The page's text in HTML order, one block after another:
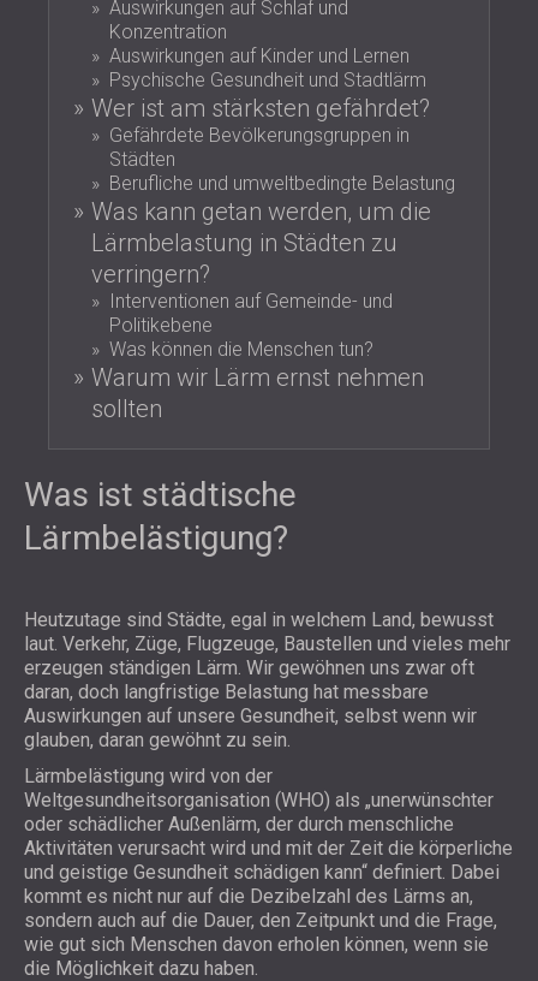
HALLEN
SCHALLDÄMMUNG UND
AKUSTIKLÖSUNGEN FÜR
EINZELHANDELSFLÄCHEN
SCHALLSCHUTZ UND AKUSTIK FÜR
BILDUNGSEINRICHTUNGEN
SCHALLSCHUTZ UND AKUSTIK FÜR
GESUNDHEITSEINRICHTUNGE
SCHALLSCHUTZ UND
AKUSTIKLÖSUNGEN FÜR DEN
AUDIOLOGIEBEREICH
SCHALLDÄMMUNG UND
AKUSTIKLÖSUNGEN FÜR
RECHENZENTREN
FINLAND (FI)
РОССИЯ (RU)
USA (US)
SOUTH AFRICA (ZA)
Auswirkungen auf Schlaf und
Konzentration
Auswirkungen auf Kinder und Lernen
Psychische Gesundheit und Stadtlärm
Wer ist am stärksten gefährdet?
Gefährdete Bevölkerungsgruppen in
Städten
Berufliche und umweltbedingte Belastung
Was kann getan werden, um die
Lärmbelastung in Städten zu
verringern?
Interventionen auf Gemeinde- und
Politikebene
Was können die Menschen tun?
Warum wir Lärm ernst nehmen
sollten
Was ist städtische
Lärmbelästigung?
Heutzutage sind Städte, egal in welchem Land, bewusst
laut. Verkehr, Züge, Flugzeuge, Baustellen und vieles mehr
erzeugen ständigen Lärm. Wir gewöhnen uns zwar oft
daran, doch langfristige Belastung hat messbare
Auswirkungen auf unsere Gesundheit, selbst wenn wir
glauben, daran gewöhnt zu sein.
Lärmbelästigung wird von der
Weltgesundheitsorganisation (WHO) als „unerwünschter
oder schädlicher Außenlärm, der durch menschliche
Aktivitäten verursacht wird und mit der Zeit die körperliche
und geistige Gesundheit schädigen kann“ definiert. Dabei
kommt es nicht nur auf die Dezibelzahl des Lärms an,
sondern auch auf die Dauer, den Zeitpunkt und die Frage,
wie gut sich Menschen davon erholen können, wenn sie
die Möglichkeit dazu haben.